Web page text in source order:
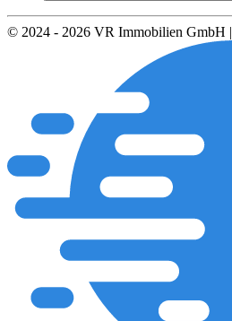
© 2024 - 2026 VR Immobilien GmbH |